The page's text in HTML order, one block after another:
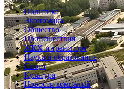
Политика
Экономика
Общество
Происшествия
ЖКХ и транспорт
Наука и образование
Спорт
Культура
Новости компаний